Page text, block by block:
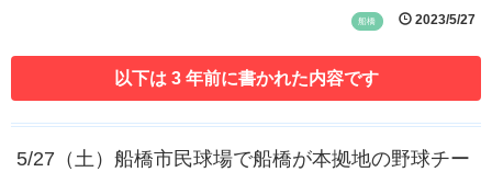
船橋 2023/5/27
以下は 3 年前に書かれた内容です
5/27（土）船橋市民球場で船橋が本拠地の野球チー